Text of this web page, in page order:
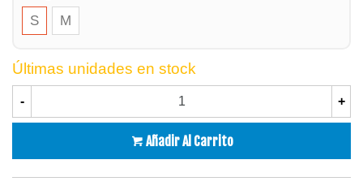
S M
Últimas unidades en stock
- +
Añadir Al Carrito